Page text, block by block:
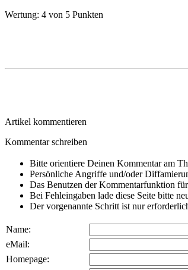
Wertung: 4 von 5 Punkten
Artikel kommentieren
Kommentar schreiben
Bitte orientiere Deinen Kommentar am
Persönliche Angriffe und/oder
Das Benutzen der Kommentarfunktion
Bei Fehleingaben lade diese Seite bitte
Der vorgenannte Schritt ist nur
Name:
eMail:
Homepage: